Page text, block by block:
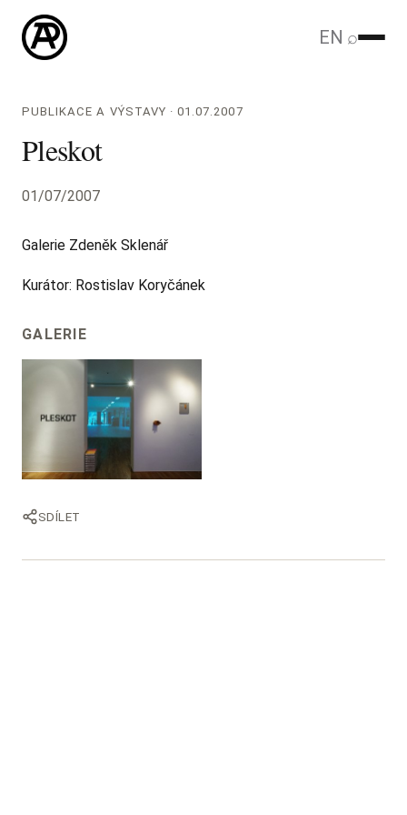
EN ⌕
PUBLIKACE A VÝSTAVY · 01.07.2007
Pleskot
01/07/2007
Galerie Zdeněk Sklenář
Kurátor: Rostislav Koryčánek
GALERIE
SDÍLET